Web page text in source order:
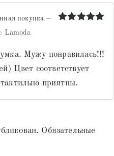
покупка –
Lamoda
Мужу понравилась!!!
Цвет соответствует
приятны.
Обязательные